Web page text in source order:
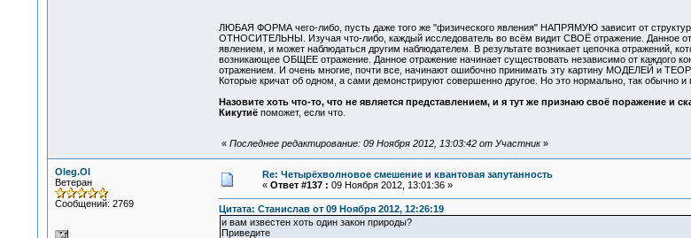
ЛЮБАЯ ФОРМА чего-либо, пусть даже того же "физического явления" НАПРЯМУЮ зависит от
ОТНОСИТЕЛЬНЫ. Изучая что-либо, каждый исследователь во всём видит СВОЁ отражение. Данное
явлением, и может наблюдаться другим наблюдателем. В результате возникает цепочка отражений,
возникающее ОБЩЕЕ отражение. Данное отражение начинает существовать независимо от каждого
отражением. И очень многие, почти все, начинают ошибочно принимать эту картину МОДЕЛЕЙ и
Которые кричат об одном, а сами демонстрируют совершенно другое. Но это нормально, так обычно
Назовите хоть что-то, что не является представлением, и я тут же признаю своё поражение и
Кикутиёпоможет, если что.
« Последнее редактирование: 09 Ноября 2012, 13:03:42 от Участник»
Oleg.Ol
Ветеран
Сообщений: 2769
Re: Четырёхволновое смешение и квантовая запутанность
« Ответ #137 : 09 Ноября 2012, 13:01:36 »
Цитата: Станислав от 09 Ноября 2012, 12:26:19
и вам известен хоть один закон природы?
Приведите